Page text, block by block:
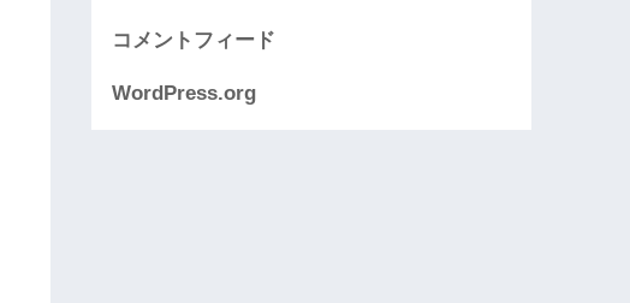
コメントフィード
WordPress.org